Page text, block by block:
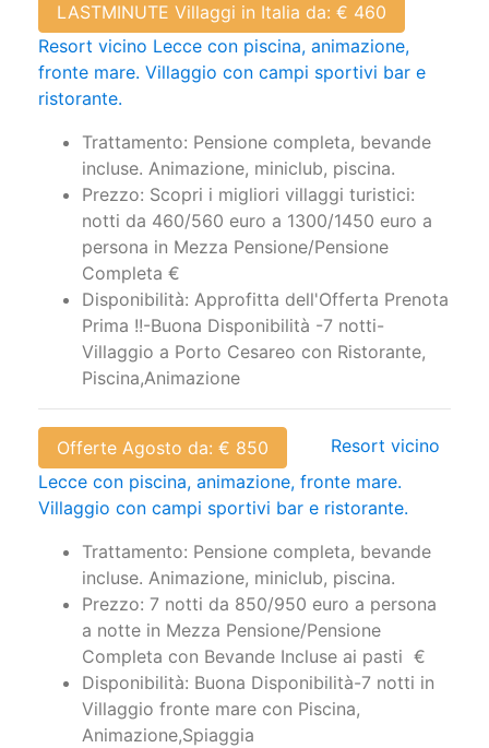
LASTMINUTE Villaggi in Italia da: € 460
Resort vicino Lecce con piscina, animazione,
fronte mare. Villaggio con campi sportivi bar e
ristorante.
Trattamento: Pensione completa, bevande
incluse. Animazione, miniclub, piscina.
Prezzo: Scopri i migliori villaggi turistici:
notti da 460/560 euro a 1300/1450 euro a
persona in Mezza Pensione/Pensione
Completa €
Disponibilità: Approfitta dell'Offerta Prenota
Prima !!-Buona Disponibilità -7 notti-
Villaggio a Porto Cesareo con Ristorante,
Piscina,Animazione
Offerte Agosto da: € 850
Resort vicino
Lecce con piscina, animazione, fronte mare.
Villaggio con campi sportivi bar e ristorante.
Trattamento: Pensione completa, bevande
incluse. Animazione, miniclub, piscina.
Prezzo: 7 notti da 850/950 euro a persona
a notte in Mezza Pensione/Pensione
Completa con Bevande Incluse ai pasti €
Disponibilità: Buona Disponibilità-7 notti in
Villaggio fronte mare con Piscina,
Animazione,Spiaggia